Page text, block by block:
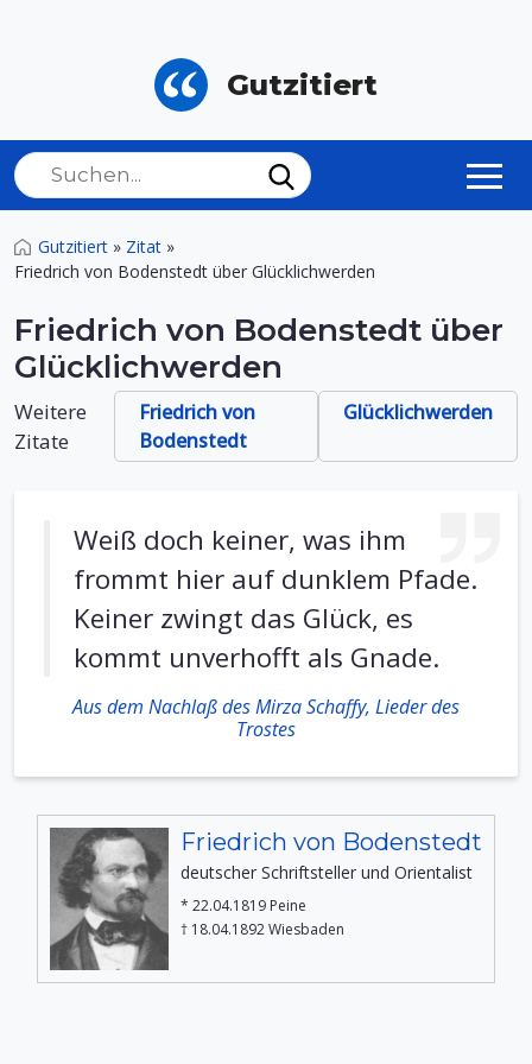
Gutzitiert
Gutzitiert » Zitat »
Friedrich von Bodenstedt über Glücklichwerden
Friedrich von Bodenstedt über
Glücklichwerden
Weitere
Zitate
Friedrich von
Bodenstedt
Glücklichwerden
Weiß doch keiner, was ihm
frommt hier auf dunklem Pfade.
Keiner zwingt das Glück, es
kommt unverhofft als Gnade.
Aus dem Nachlaß des Mirza Schaffy, Lieder des
Trostes
Friedrich von Bodenstedt
deutscher Schriftsteller und Orientalist
* 22.04.1819 Peine
† 18.04.1892 Wiesbaden